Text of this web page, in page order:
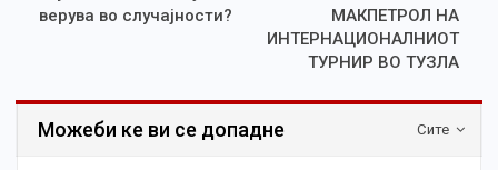
верува во случајности?
МАКПЕТРОЛ НА
ИНТЕРНАЦИОНАЛНИОТ
ТУРНИР ВО ТУЗЛА
Сите
Можеби ке ви се допадне